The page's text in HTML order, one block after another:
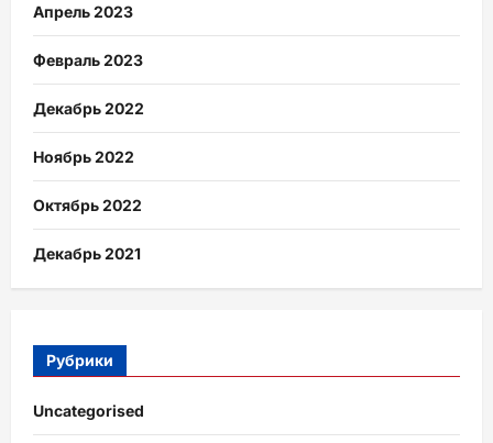
Апрель 2023
Февраль 2023
Декабрь 2022
Ноябрь 2022
Октябрь 2022
Декабрь 2021
Рубрики
Uncategorised